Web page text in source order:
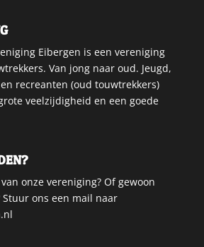
Eibergen is een vereniging
Van jong naar oud. Jeugd,
recreanten (oud touwtrekkers)
veelzijdigheid en een goede
onze vereniging? Of gewoon
ons een mail naar